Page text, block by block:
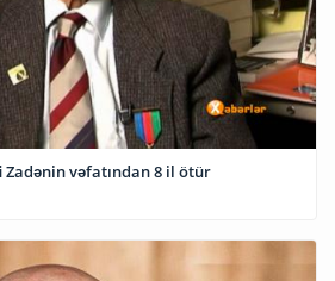
vəfatından 8 il ötür